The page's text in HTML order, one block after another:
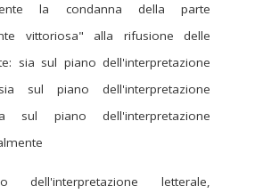
la condanna della parte
vittoriosa" alla rifusione delle
sia sul piano dell'interpretazione
sul piano dell'interpretazione
sul piano dell'interpretazione
dell'interpretazione letterale,